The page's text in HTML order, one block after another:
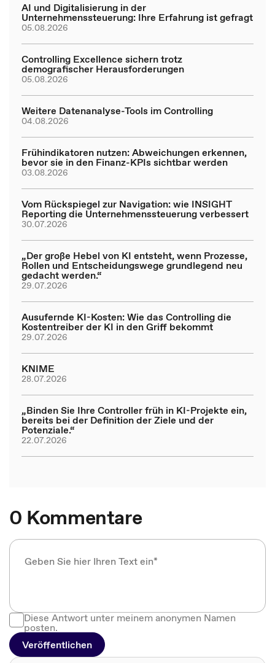
AI und Digitalisierung in der
Unternehmenssteuerung: Ihre Erfahrung ist gefragt
05.08.2026
Controlling Excellence sichern trotz
demografischer Herausforderungen
05.08.2026
Weitere Datenanalyse-Tools im Controlling
04.08.2026
Frühindikatoren nutzen: Abweichungen erkennen,
bevor sie in den Finanz-KPIs sichtbar werden
03.08.2026
Vom Rückspiegel zur Navigation: wie INSIGHT
Reporting die Unternehmenssteuerung verbessert
30.07.2026
„Der große Hebel von KI entsteht, wenn Prozesse,
Rollen und Entscheidungswege grundlegend neu
gedacht werden.“
29.07.2026
Ausufernde KI-Kosten: Wie das Controlling die
Kostentreiber der KI in den Griff bekommt
29.07.2026
KNIME
28.07.2026
„Binden Sie Ihre Controller früh in KI-Projekte ein,
bereits bei der Definition der Ziele und der
Potenziale.“
22.07.2026
0 Kommentare
Diese Antwort unter meinem anonymen Namen
posten.
Veröffentlichen